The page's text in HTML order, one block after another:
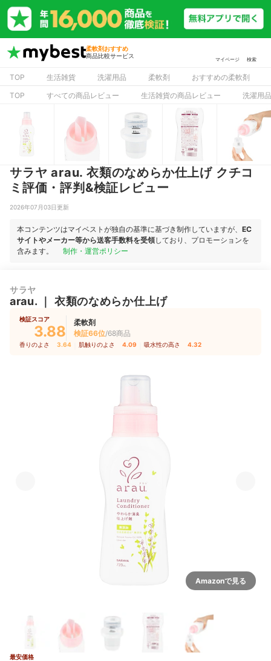
柔軟剤おすすめ
商品比較サービス
マイページ 検索
TOP 生活雑貨 洗濯用品 柔軟剤
おすすめの柔軟剤
TOP
すべての商品レビュー 生活雑貨の商品レビュー 洗濯用
サラヤ arau. 衣類のなめらか仕上げ クチコ
ミ評価・評判&検証レビュー
2026年07月03日更新
本コンテンツはマイベストが独自の基準に基づき制作していますが、 EC
サイトやメーカー等から送客手数料を受領しており、プロモーションを
含みます。
制作・運営ポリシー
サラヤ
arau. 衣類のなめらか仕上げ
検証スコア
3.88
柔軟剤
検証66位/68商品
香りのよさ 3.64 肌触りのよさ 4.09 吸水性の高さ 4.32
Amazonで見る
最安価格